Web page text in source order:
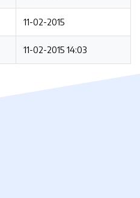
11-02-2015
11-02-2015 14:03